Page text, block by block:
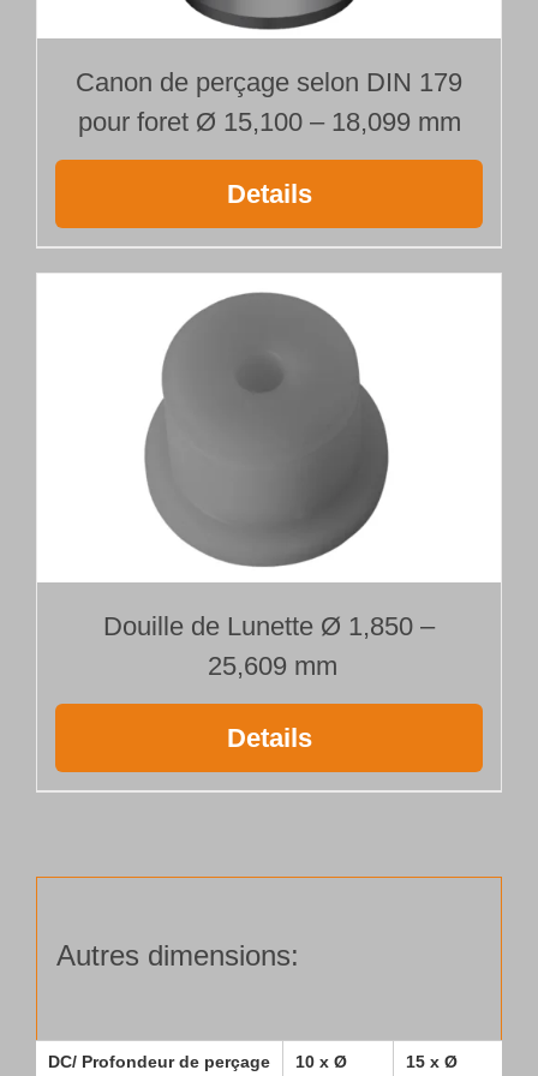
Canon de perçage selon DIN 179
pour foret Ø 15,100 – 18,099 mm
Details
Douille de Lunette Ø 1,850 –
25,609 mm
Details
Autres dimensions:
DC/ Profondeur de perçage 10 x Ø 15 x Ø